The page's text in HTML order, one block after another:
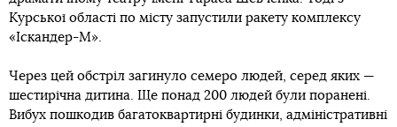
Курської області по місту запустили ракету комплексу
«Іскандер-М».
Через цей обстріл загинуло семеро людей, серед яких —
шестирічна дитина. Ще понад 200 людей були поранені.
Вибух пошкодив багатоквартирні будинки, адміністративні